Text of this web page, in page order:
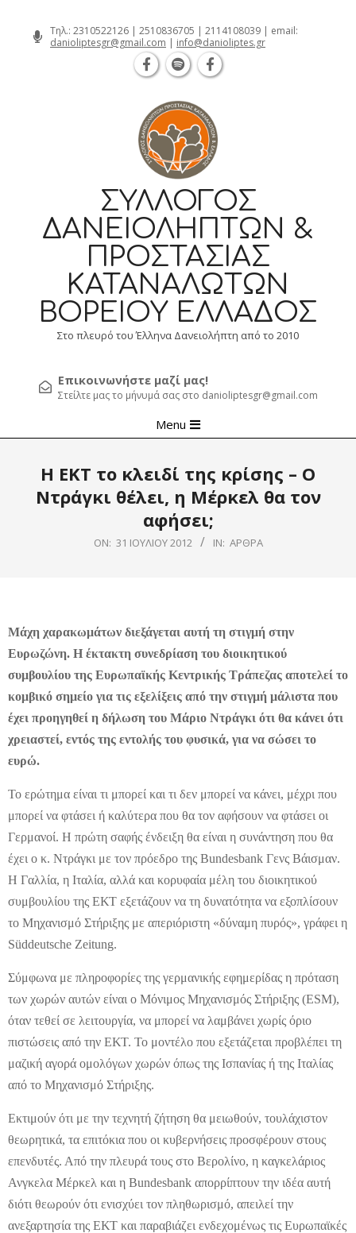
Τηλ.: 2310522126 | 2510836705 | 2114108039 | email:
danioliptesgr@gmail.com | info@danioliptes.gr
ΣΎΛΛΟΓΟΣ
ΔΑΝΕΙΟΛΗΠΤΏΝ &
ΠΡΟΣΤΑΣΊΑΣ
ΚΑΤΑΝΑΛΩΤΏΝ
ΒΟΡΕΊΟΥ ΕΛΛΆΔΟΣ
Στο πλευρό του Έλληνα Δανειολήπτη από το 2010
Επικοινωνήστε μαζί μας!
Στείλτε μας το μήνυμά σας στο danioliptesgr@gmail.com
Navigation
Menu
Η ΕΚΤ το κλειδί της κρίσης – Ο
Ντράγκι θέλει, η Μέρκελ θα τον
αφήσει;
ON: 31 ΙΟΥΛΊΟΥ 2012 IN: ΆΡΘΡΑ
Μάχη χαρακωμάτων διεξάγεται αυτή τη στιγμή στην
Ευρωζώνη. Η έκτακτη συνεδρίαση του διοικητικού
συμβουλίου της Ευρωπαϊκής Κεντρικής Τράπεζας αποτελεί το
κομβικό σημείο για τις εξελίξεις από την στιγμή μάλιστα που
έχει προηγηθεί η δήλωση του Μάριο Ντράγκι ότι θα κάνει ότι
χρειαστεί, εντός της εντολής του φυσικά, για να σώσει το
ευρώ.
Το ερώτημα είναι τι μπορεί και τι δεν μπορεί να κάνει, μέχρι που
μπορεί να φτάσει ή καλύτερα που θα τον αφήσουν να φτάσει οι
Γερμανοί. Η πρώτη σαφής ένδειξη θα είναι η συνάντηση που θα
έχει ο κ. Ντράγκι με τον πρόεδρο της Bundesbank Γενς Βάισμαν.
Η Γαλλία, η Ιταλία, αλλά και κορυφαία μέλη του διοικητικού
συμβουλίου της ΕΚΤ εξετάζουν να τη δυνατότητα να εξοπλίσουν
το Μηχανισμό Στήριξης με απεριόριστη «δύναμη πυρός», γράφει η
Süddeutsche Zeitung.
Σύμφωνα με πληροφορίες της γερμανικής εφημερίδας η πρόταση
των χωρών αυτών είναι ο Μόνιμος Μηχανισμός Στήριξης (ESM),
όταν τεθεί σε λειτουργία, να μπορεί να λαμβάνει χωρίς όριο
πιστώσεις από την ΕΚΤ. Το μοντέλο που εξετάζεται προβλέπει τη
μαζική αγορά ομολόγων χωρών όπως της Ισπανίας ή της Ιταλίας
από το Μηχανισμό Στήριξης.
Εκτιμούν ότι με την τεχνητή ζήτηση θα μειωθούν, τουλάχιστον
θεωρητικά, τα επιτόκια που οι κυβερνήσεις προσφέρουν στους
επενδυτές. Από την πλευρά τους στο Βερολίνο, η καγκελάριος
Ανγκελα Μέρκελ και η Bundesbank απορρίπτουν την ιδέα αυτή
διότι θεωρούν ότι ενισχύει τον πληθωρισμό, απειλεί την
ανεξαρτησία της ΕΚΤ και παραβιάζει ενδεχομένως τις Ευρωπαϊκές